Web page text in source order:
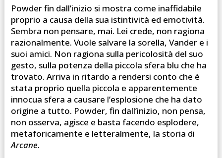
Powder fin dall’inizio si mostra come inaffidabile
proprio a causa della sua istintività ed emotività.
Sembra non pensare, mai. Lei crede, non ragiona
razionalmente. Vuole salvare la sorella, Vander e i
suoi amici. Non ragiona sulla pericolosità del suo
gesto, sulla potenza della piccola sfera blu che ha
trovato. Arriva in ritardo a rendersi conto che è
stata proprio quella piccola e apparentemente
innocua sfera a causare l’esplosione che ha dato
origine a tutto. Powder, fin dall’inizio, non pensa,
non osserva, agisce e basta facendo esplodere,
metaforicamente e letteralmente, la storia di
Arcane.